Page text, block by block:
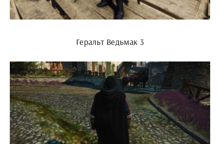
Геральт Ведьмак 3